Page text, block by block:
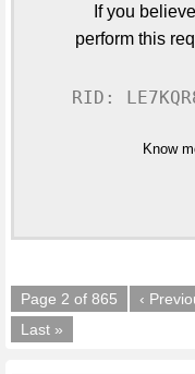
If you
perform this
RID:
Know
Page 2 of 865 ‹
Last »